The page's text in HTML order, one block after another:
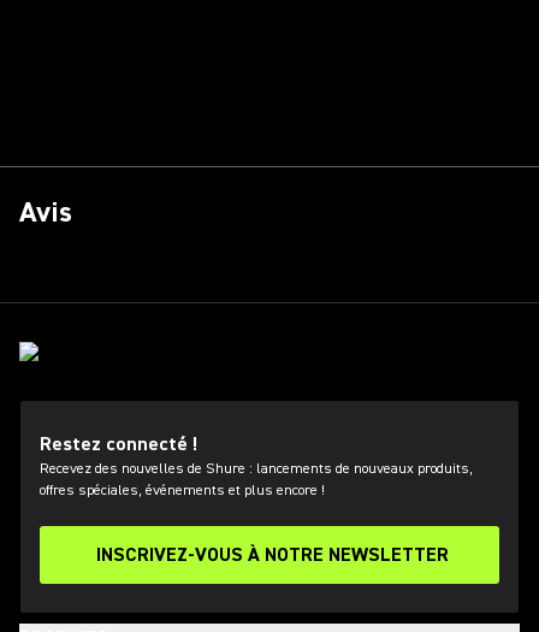
Avis
Restez connecté !
Recevez des nouvelles de Shure : lancements de nouveaux produits,
offres spéciales, événements et plus encore !
INSCRIVEZ-VOUS À NOTRE NEWSLETTER